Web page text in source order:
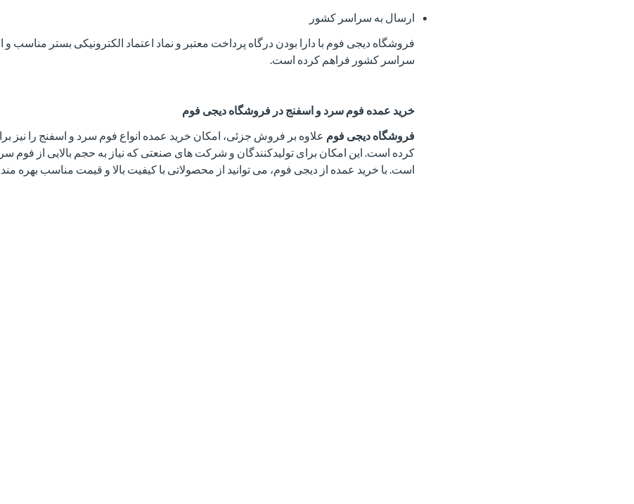
ارسال به سراسر کشور
فروشگاه دیجی فوم با دارا بودن درگاه پرداخت معتبر و نماد اعتماد الکترونیکی بستر مناسب و
سراسر کشور فراهم کرده است.
خرید عمده فوم سرد و اسفنج در فروشگاه دیجی فوم
فروشگاه دیجی فوم علاوه بر فروش جزئی، امکان خرید عمده انواع فوم سرد و اسفنج را نیز
کرده است. این امکان برای تولیدکنندگان و شرکت های صنعتی که نیاز به حجم بالایی از فوم
است. با خرید عمده از دیجی فوم، می توانید از محصولاتی با کیفیت بالا و قیمت مناسب بهره